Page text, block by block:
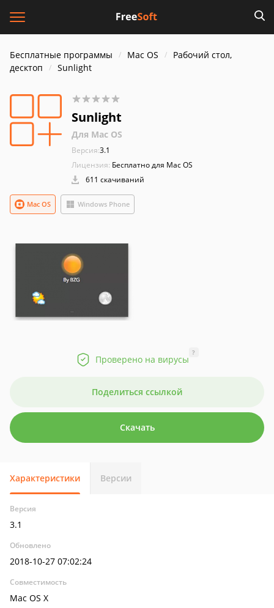
Бесплатные программы Mac OS
Рабочий стол,
десктоп
Sunlight
Sunlight
Для Mac OS
Версия:3.1
Лицензия: Бесплатно для Mac OS
611 скачиваний
Mac OS Windows Phone
Проверено на вирусы
?
Поделиться ссылкой
Скачать
Характеристики Версии
Версия
3.1
Обновлено
2018-10-27 07:02:24
Совместимость
Mac OS X